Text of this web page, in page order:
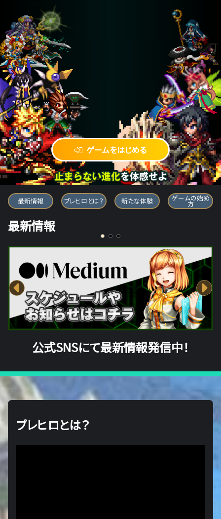
ゲームをはじめる
ブレイブ フロンティア ヒーローズ
最新情報 ブレヒロとは？ 新たな体験 ゲームの始め
方
最新情報
公式SNSにて最新情報発信中！
ブレヒロとは？